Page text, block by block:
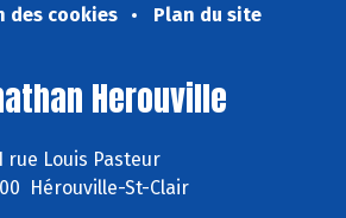
des cookies
Plan du site
Herouville
rue Louis Pasteur
Hérouville-St-Clair